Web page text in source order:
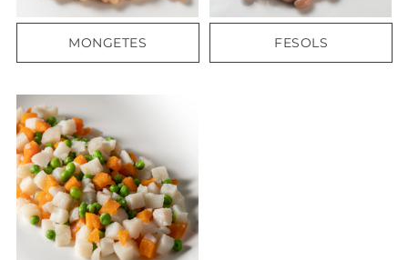
MONGETES FESOLS